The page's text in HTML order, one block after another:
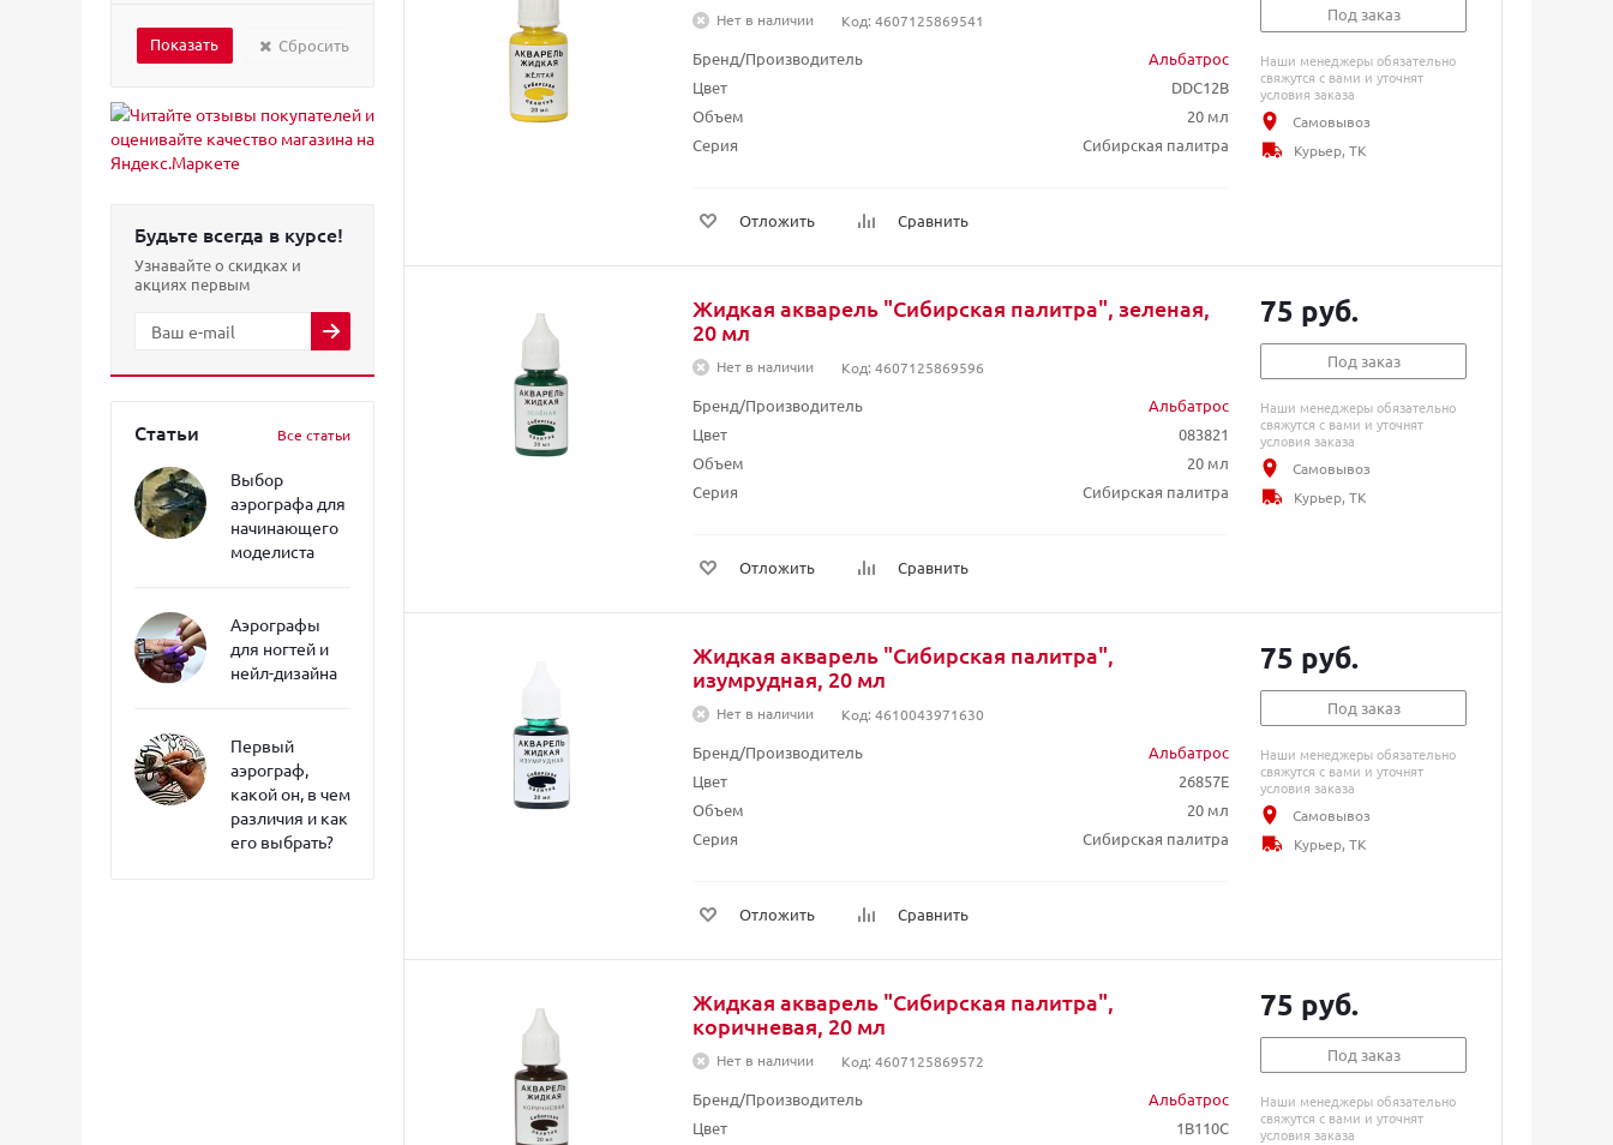
Сбросить
Будьте всегда в курсе!
Узнавайте о скидках и
акциях первым
Статьи Все статьи
Выбор
аэрографа для
начинающего
моделиста
Аэрографы
для ногтей и
нейл-дизайна
Первый
аэрограф,
какой он, в чем
различия и как
его выбрать?
Нет в наличии Код: 4607125869541
Бренд/Производитель
Альбатрос
Цвет
DDC12B
Объем
20 мл
Серия
Сибирская палитра
Отложить Сравнить
Под заказ
Наши менеджеры обязательно
свяжутся с вами и уточнят
условия заказа
Самовывоз
Курьер, ТК
Жидкая акварель "Сибирская палитра", зеленая,
20 мл
Нет в наличии Код: 4607125869596
Бренд/Производитель
Альбатрос
Цвет
083821
Объем
20 мл
Серия
Сибирская палитра
Отложить Сравнить
75 руб.
Под заказ
Наши менеджеры обязательно
свяжутся с вами и уточнят
условия заказа
Самовывоз
Курьер, ТК
Жидкая акварель "Сибирская палитра",
изумрудная, 20 мл
Нет в наличии Код: 4610043971630
Бренд/Производитель
Альбатрос
Цвет
26857E
Объем
20 мл
Серия
Сибирская палитра
Отложить Сравнить
75 руб.
Под заказ
Наши менеджеры обязательно
свяжутся с вами и уточнят
условия заказа
Самовывоз
Курьер, ТК
Жидкая акварель "Сибирская палитра",
коричневая, 20 мл
Нет в наличии Код: 4607125869572
Бренд/Производитель
Альбатрос
Цвет
1B110C
75 руб.
Под заказ
Наши менеджеры обязательно
свяжутся с вами и уточнят
условия заказа